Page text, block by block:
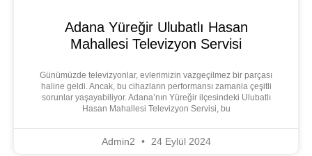
Adana Yüreğir Ulubatlı Hasan
Mahallesi Televizyon Servisi
Günümüzde televizyonlar, evlerimizin vazgeçilmez bir parçası
haline geldi. Ancak, bu cihazların performansı zamanla çeşitli
sorunlar yaşayabiliyor. Adana’nın Yüreğir ilçesindeki Ulubatlı
Hasan Mahallesi Televizyon Servisi, bu
Admin2 24 Eylül 2024